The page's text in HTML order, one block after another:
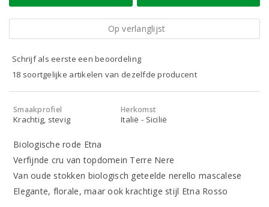
Op verlanglijst
Schrijf als eerste een beoordeling
18 soortgelijke artikelen van dezelfde producent
Smaakprofiel
Krachtig, stevig
Herkomst
Italië - Sicilië
Biologische rode Etna
Verfijnde cru van topdomein Terre Nere
Van oude stokken biologisch geteelde nerello mascalese
Elegante, florale, maar ook krachtige stijl Etna Rosso